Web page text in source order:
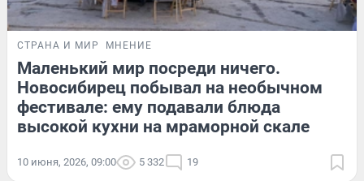
СТРАНА И МИР МНЕНИЕ
Маленький мир посреди ничего.
Новосибирец побывал на необычном
фестивале: ему подавали блюда
высокой кухни на мраморной скале
10 июня, 2026, 09:00 5 332 19